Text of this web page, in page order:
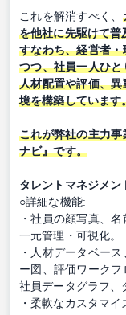
これを解消すべく、
を他社に先駆けて普
すなわち、経営者
つつ、社員一人ひ
人材配置や評価、
境を構築しています
これが弊社の主力
ナビ』です。
タレントマネジメン
○詳細な機能:
・社員の顔写真、
一元管理・可視化。
・人材データベー
ー図、評価ワークフ
社員データグラフ、
・柔軟なカスタマイ